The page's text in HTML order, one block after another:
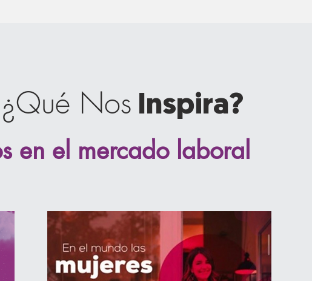
¿Qué Nos Inspira?
en el mercado laboral